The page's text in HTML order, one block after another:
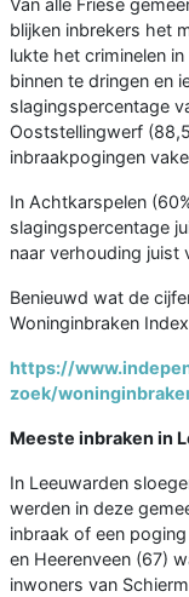
blijken inbrekers het
lukte het criminelen
binnen te dringen en
slagingspercentage
Ooststellingwerf
inbraakpogingen
In Achtkarspelen
slagingspercentage
naar verhouding juist
Benieuwd wat de
Woninginbraken
https://
zoek/
Meeste inbraken in
In Leeuwarden
werden in deze
inbraak of een
en Heerenveen (67)
inwoners van